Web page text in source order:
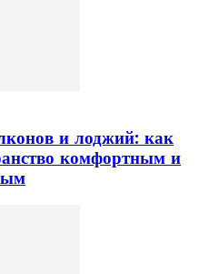
и лоджий: как
комфортным и